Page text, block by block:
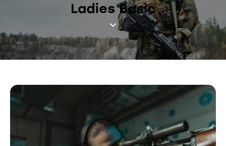
Ladies Basic